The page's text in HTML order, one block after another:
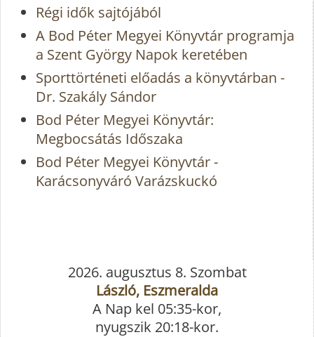
Régi idők sajtójából
A Bod Péter Megyei Könyvtár programja
a Szent György Napok keretében
Sporttörténeti előadás a könyvtárban -
Dr. Szakály Sándor
Bod Péter Megyei Könyvtár:
Megbocsátás Időszaka
Bod Péter Megyei Könyvtár -
Karácsonyváró Varázskuckó
2026. augusztus 8. Szombat
László, Eszmeralda
A Nap kel 05:35-kor,
nyugszik 20:18-kor.